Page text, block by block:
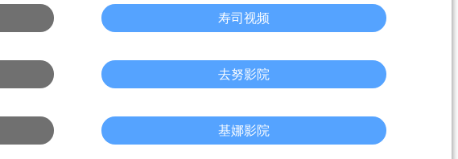
寿司视频
去努影院
基娜影院